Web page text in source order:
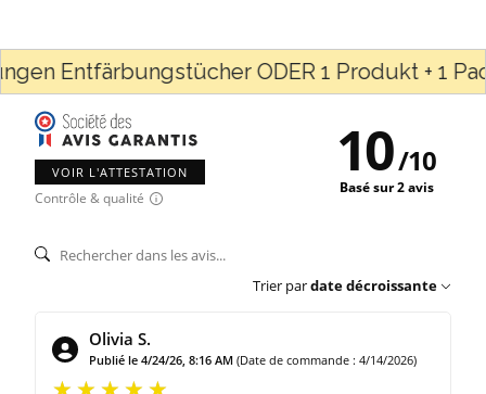
ODER 1 Produkt + 1
VOIR L'ATTESTATION
Contrôle & qualité
10/10
Basé sur 2 avis
Trier pardate décroissante
Olivia S.
Publié le 4/24/26, 8:16 AM (Date de commande : 4/14/2026)